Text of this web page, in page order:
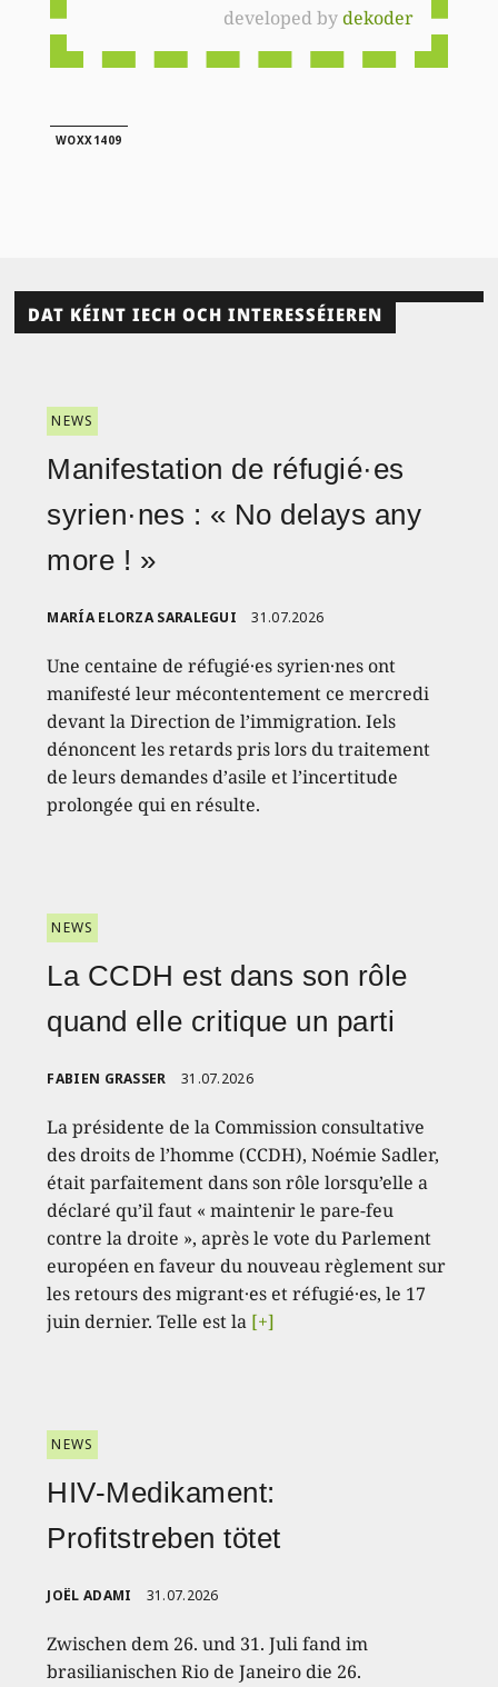
developed bydekoder
WOXX1409
DAT KÉINT IECH OCH INTERESSÉIEREN
NEWS
Manifestation de réfugié·es
syrien·nes : « No delays any
more ! »
MARÍA ELORZA SARALEGUI 31.07.2026
Une centaine de réfugié·es syrien·nes ont
manifesté leur mécontentement ce mercredi
devant la Direction de l’immigration. Iels
dénoncent les retards pris lors du traitement
de leurs demandes d’asile et l’incertitude
prolongée qui en résulte.
NEWS
La CCDH est dans son rôle
quand elle critique un parti
FABIEN GRASSER 31.07.2026
La présidente de la Commission consultative
des droits de l’homme (CCDH), Noémie Sadler,
était parfaitement dans son rôle lorsqu’elle a
déclaré qu’il faut « maintenir le pare-feu
contre la droite », après le vote du Parlement
européen en faveur du nouveau règlement sur
les retours des migrant·es et réfugié·es, le 17
juin dernier. Telle est la [+]
NEWS
HIV-Medikament:
Profitstreben tötet
JOËL ADAMI 31.07.2026
Zwischen dem 26. und 31. Juli fand im
brasilianischen Rio de Janeiro die 26.